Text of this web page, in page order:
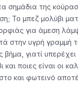
σημάδια της
Το μπεζ μολύβι
για άμεση
στην υγρή γραμμή
γιατί
και ποιες είναι οι
και φωτεινό